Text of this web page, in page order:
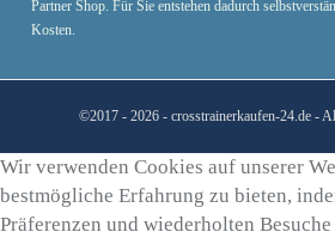
Partner Shop. Für Sie entstehen dadurch
Kosten.
©2017 - 2026 - crosstrainerkaufen-24.de -
Wir verwenden Cookies auf unserer
bestmögliche Erfahrung zu bieten,
Präferenzen und wiederholten